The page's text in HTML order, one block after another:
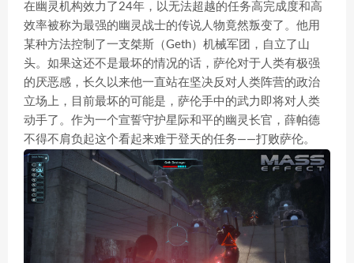
在幽灵机构效力了24年，以无法超越的任务高完成度和高
效率被称为最强的幽灵战士的传说人物竟然叛变了。他用
某种方法控制了一支桀斯（Geth）机械军团，自立了山
头。如果这还不是最坏的情况的话，萨伦对于人类有极强
的厌恶感，长久以来他一直站在坚决反对人类阵营的政治
立场上，目前最坏的可能是，萨伦手中的武力即将对人类
动手了。作为一个宣誓守护星际和平的幽灵长官，薛帕德
不得不肩负起这个看起来难于登天的任务——打败萨伦。